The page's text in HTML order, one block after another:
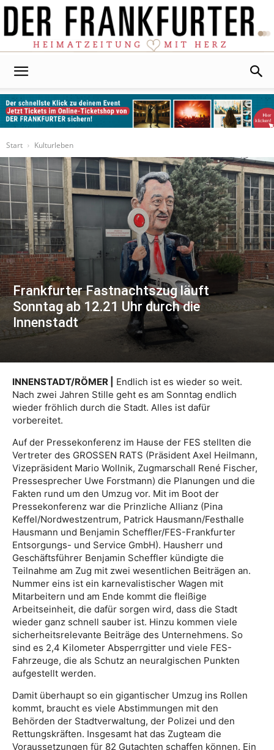
Start
Kulturleben
Frankfurter Fastnachtszug läuft
Sonntag ab 12.21 Uhr durch die
Innenstadt
INNENSTADT/RÖMER |
Endlich ist es wieder so weit.
Nach zwei Jahren Stille geht es am Sonntag endlich
wieder fröhlich durch die Stadt. Alles ist dafür
vorbereitet.
Auf der Pressekonferenz im Hause der FES stellten die
Vertreter des GROSSEN RATS (Präsident Axel Heilmann,
Vizepräsident Mario Wollnik, Zugmarschall René Fischer,
Pressesprecher Uwe Forstmann) die Planungen und die
Fakten rund um den Umzug vor. Mit im Boot der
Pressekonferenz war die Prinzliche Allianz (Pina
Keffel/Nordwestzentrum, Patrick Hausmann/Festhalle
Hausmann und Benjamin Scheffler/FES-Frankfurter
Entsorgungs- und Service GmbH). Hausherr und
Geschäftsführer Benjamin Scheffler kündigte die
Teilnahme am Zug mit zwei wesentlichen Beiträgen an.
Nummer eins ist ein karnevalistischer Wagen mit
Mitarbeitern und am Ende kommt die fleißige
Arbeitseinheit, die dafür sorgen wird, dass die Stadt
wieder ganz schnell sauber ist. Hinzu kommen viele
sicherheitsrelevante Beiträge des Unternehmens. So
sind es 2,4 Kilometer Absperrgitter und viele FES-
Fahrzeuge, die als Schutz an neuralgischen Punkten
aufgestellt werden.
Damit überhaupt so ein gigantischer Umzug ins Rollen
kommt, braucht es viele Abstimmungen mit den
Behörden der Stadtverwaltung, der Polizei und den
Rettungskräften. Insgesamt hat das Zugteam die
Voraussetzungen für 82 Gutachten schaffen können. Ein